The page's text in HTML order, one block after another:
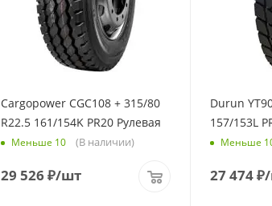
Cargopower CGC108 + 315/80
R22.5 161/154K PR20 Рулевая
Меньше 10 (В наличии)
29 526 ₽/шт
Durun
157/153L
Меньше
27 474₽